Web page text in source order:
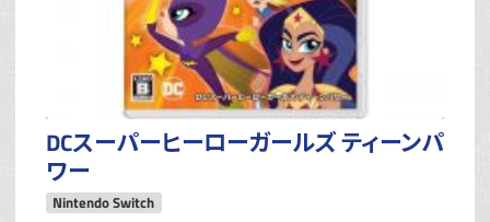
DCスーパーヒーローガールズ ティーンパ
ワー
Nintendo Switch